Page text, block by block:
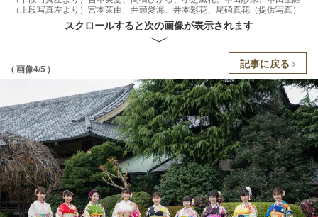
（上段写真左より）宮本茉由、井頭愛海、井本彩花、尾碕真花（提供写真）
スクロールすると次の画像が表示されます
( 画像4/5 ) 記事に戻る